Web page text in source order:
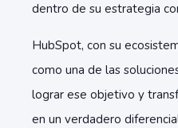
dentro de su estrategia
HubSpot, con su
como una de las
lograr ese objetivo y
en un verdadero